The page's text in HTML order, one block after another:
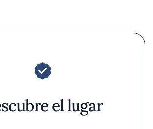
el lugar